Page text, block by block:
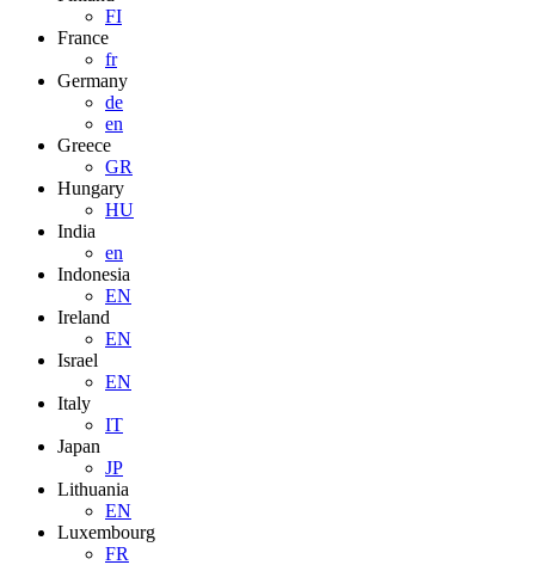
FI
France
fr
Germany
de
en
Greece
GR
Hungary
HU
India
en
Indonesia
EN
Ireland
EN
Israel
EN
Italy
IT
Japan
JP
Lithuania
EN
Luxembourg
FR